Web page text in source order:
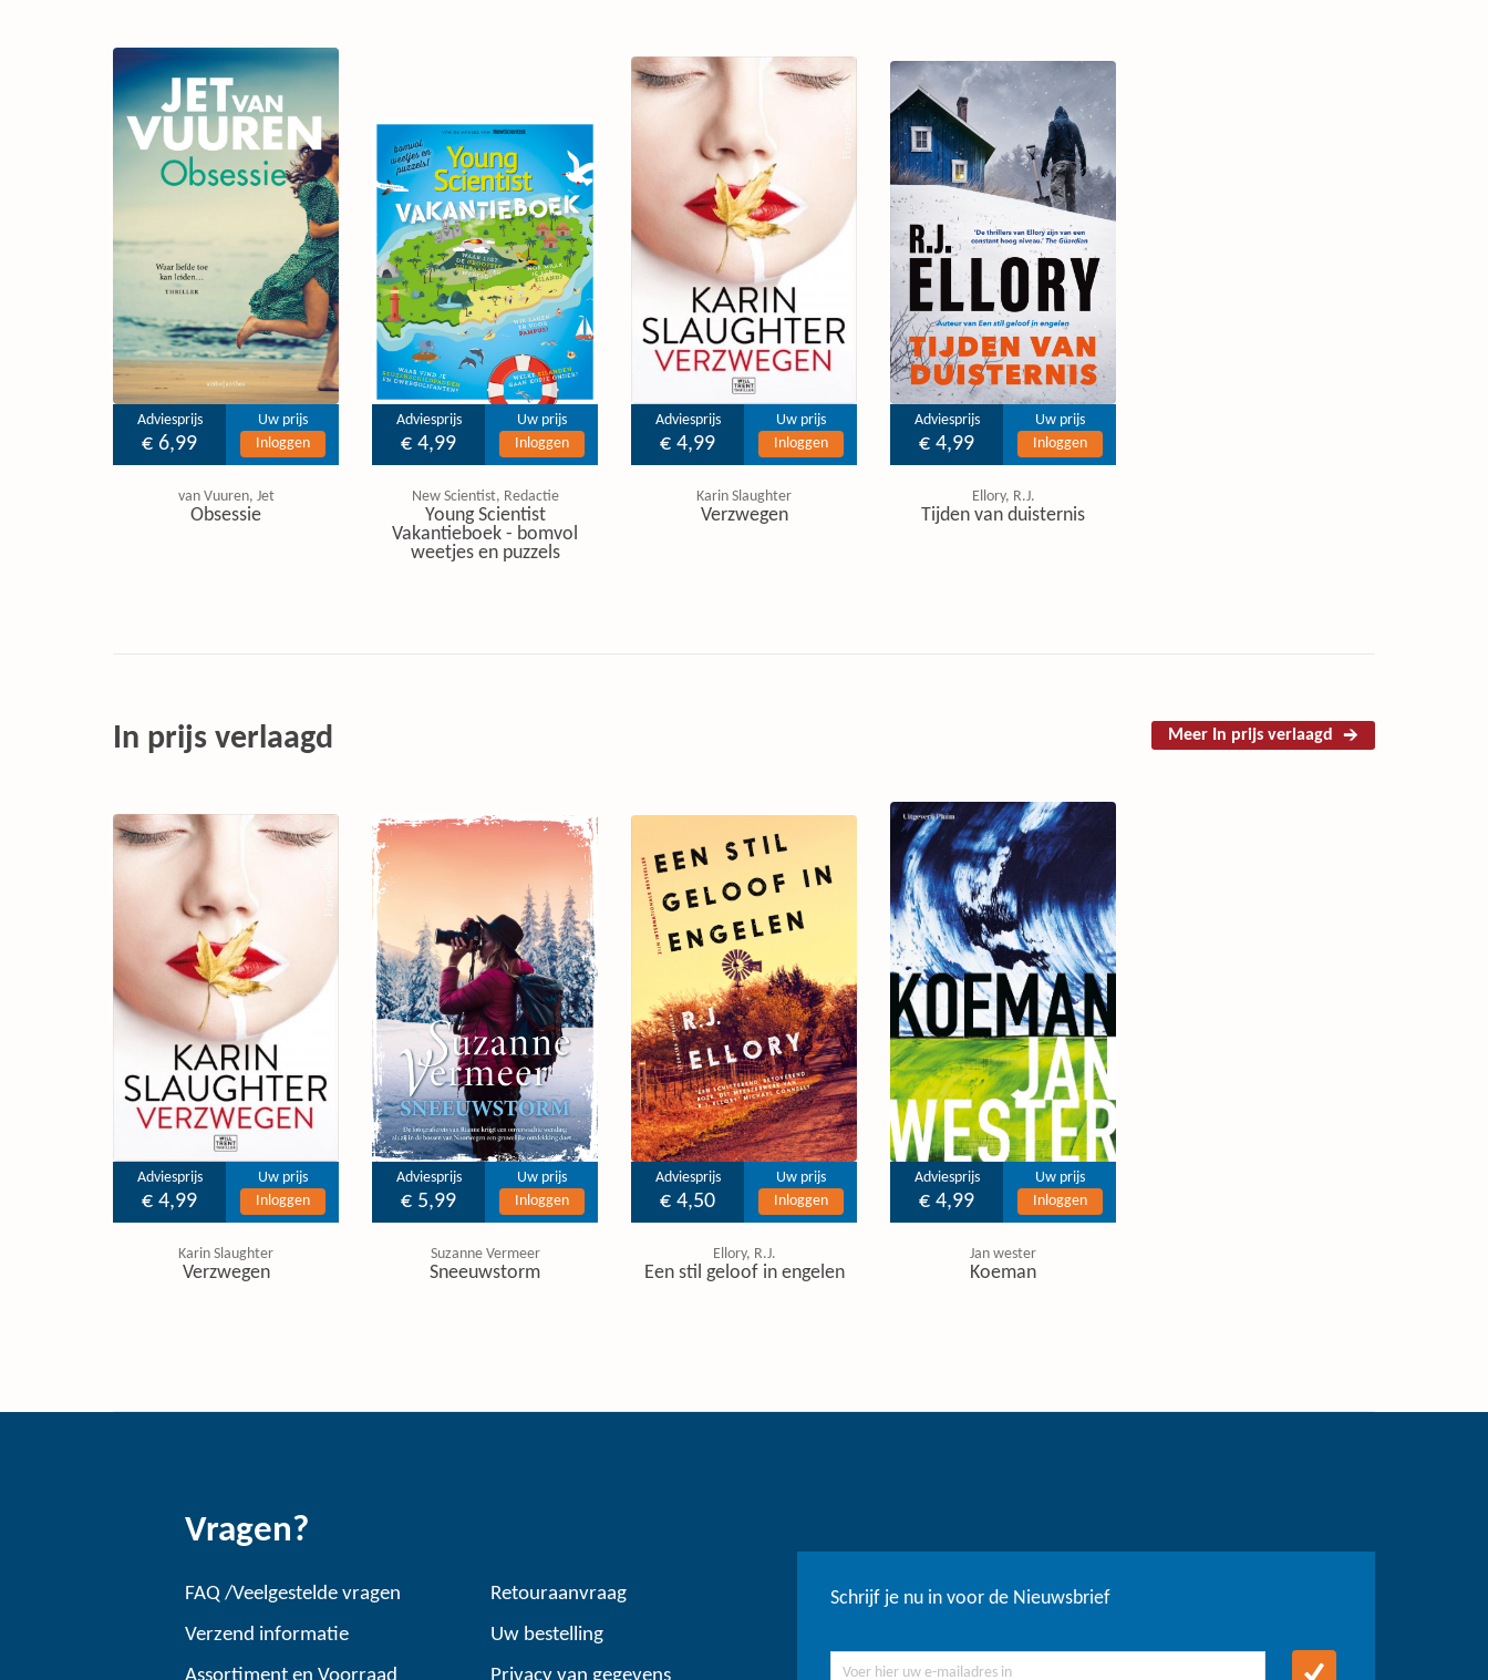
Adviesprijs
€ 6,99
Uw prijs
Inloggen
van Vuuren, Jet
Obsessie
Adviesprijs
€ 4,99
Uw prijs
Inloggen
New Scientist, Redactie
Young Scientist
Vakantieboek - bomvol
weetjes en puzzels
Adviesprijs
€ 4,99
Uw prijs
Inloggen
Karin Slaughter
Verzwegen
Adviesprijs
€ 4,99
Uw prijs
Inloggen
Ellory, R.J.
Tijden van duisternis
In prijs verlaagd Meer In prijs verlaagd
Adviesprijs
€ 4,99
Uw prijs
Inloggen
Karin Slaughter
Verzwegen
Adviesprijs
€ 5,99
Uw prijs
Inloggen
Suzanne Vermeer
Sneeuwstorm
Adviesprijs
€ 4,50
Uw prijs
Inloggen
Ellory, R.J.
Een stil geloof in engelen
Adviesprijs
€ 4,99
Uw prijs
Inloggen
Jan wester
Koeman
Vragen?
FAQ /Veelgestelde vragen
Verzend informatie
Retouraanvraag
Uw bestelling
Schrijf je nu in voor de Nieuwsbrief